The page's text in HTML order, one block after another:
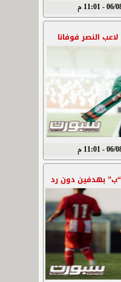
11:01 م
النصر فوفانا
11:01 م
“ب” بهدفين دون رد